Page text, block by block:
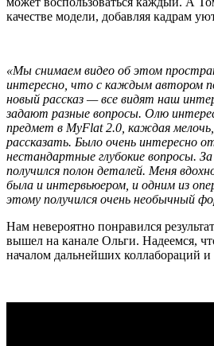
качестве модели, добавляя кадрам
«Мы снимаем видео об этом
интересно, что с каждым автором
новый рассказ — все видят наш
задают разные вопросы. Олю
предмет в MyFlat 2.0, каждая
рассказать. Было очень интересно
нестандартные глубокие вопросы.
получился полон деталей. Меня
была и интервьюером, и одним из
этому получился очень необычный
Нам невероятно понравился
вышел на канале Ольги. Надеемся,
началом дальнейших коллабораций